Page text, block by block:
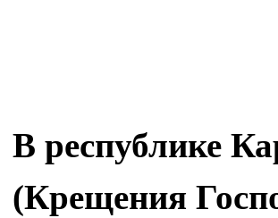
В республике
(Крещения